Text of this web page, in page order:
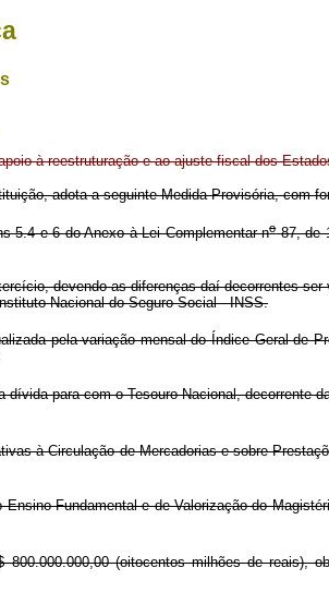
à reestruturação e ao ajuste fiscal dos
adota a seguinte Medida Provisória, com
5.4 e 6 do Anexo à Lei Complementar no87, de
devendo as diferenças daí decorrentes ser
Nacional do Seguro Social - INSS.
pela variação mensal do Índice Geral de
para com o Tesouro Nacional, decorrente
à Circulação de Mercadorias e sobre
Fundamental e de Valorização do
(oitocentos milhões de reais),